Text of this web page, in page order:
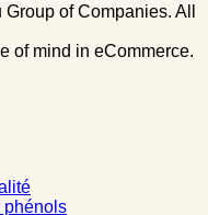
of Companies. All
of mind in eCommerce.
phénols